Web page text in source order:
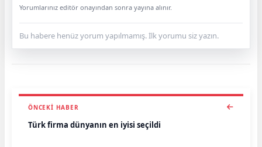
Yorumlarınız editör onayından sonra yayına alınır.
Bu habere henüz yorum yapılmamış. İlk yorumu siz yazın.
ÖNCEKI HABER
Türk firma dünyanın en iyisi seçildi